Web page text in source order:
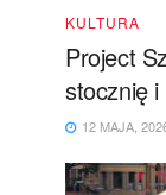
KULTURA
Project
stocznię
12 MAJA,